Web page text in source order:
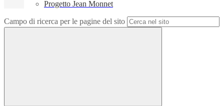
Progetto Jean Monnet
Campo di ricerca per le pagine del sito